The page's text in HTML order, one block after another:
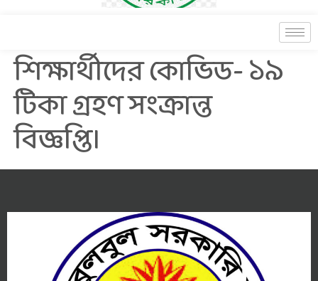
শিক্ষার্থীদের কোভিড- ১৯
টিকা গ্রহণ সংক্রান্ত
বিজ্ঞপ্তি।